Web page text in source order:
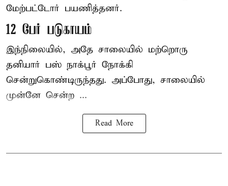
மேற்பட்டோர் பயணித்தனர்.
12 பேர் படுகாயம்
இந்நிலையில், அதே சாலையில் மற்றொரு
தனியார் பஸ் நாக்பூர் நோக்கி
சென்றுகொண்டிருந்தது. அப்போது, சாலையில்
முன்னே சென்ற ...
Read More